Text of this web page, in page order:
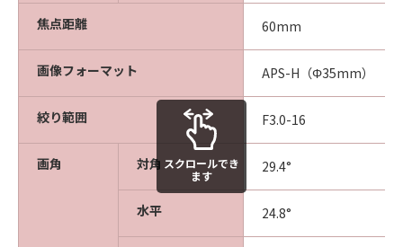
焦点距離 60mm
画像フォーマット APS-H（Φ35mm）
絞り範囲 F3.0-16
画角 対角 29.4°
水平 24.8°
スクロールでき
ます